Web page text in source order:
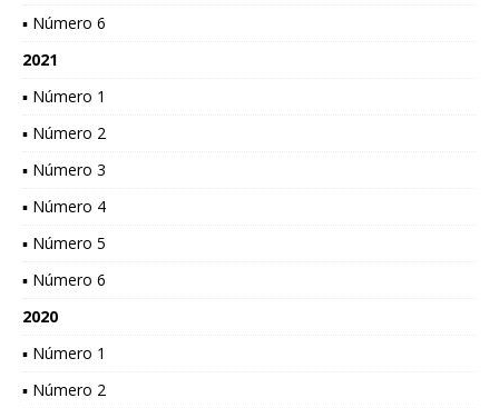
▪ Número 6
2021
▪ Número 1
▪ Número 2
▪ Número 3
▪ Número 4
▪ Número 5
▪ Número 6
2020
▪ Número 1
▪ Número 2